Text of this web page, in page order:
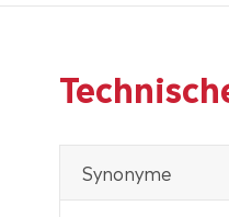
Synonyme